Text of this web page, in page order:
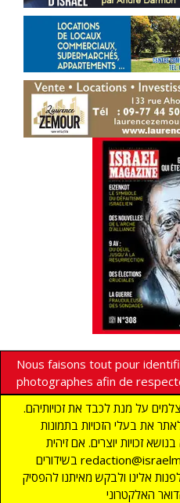
Nous faisons tout pour
photographes afin de
על מנת לכבד את זכויותיהם.
את בעלי הזכויות בתמונות
אלינו כנדרש בסעיף 27א בנושא זכויות יוצרים. אם זיהית
בשידורים redaction@israelmagazine.co.il שלנו תמונה שאתה
אלינו ולבקש מאיתנו להפסיק
האלקטרוני